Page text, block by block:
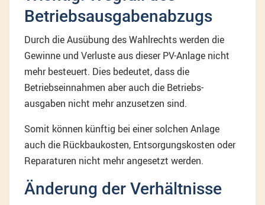
Betriebsausgabenabzugs
Durch die Ausübung des Wahlrechts werden die
Gewinne und Verluste aus dieser PV-Anlage nicht
mehr besteuert. Dies bedeutet, dass die
Betriebseinnahmen aber auch die Betriebs-
ausgaben nicht mehr anzusetzen sind.
Somit können künftig bei einer solchen Anlage
auch die Rückbaukosten, Entsorgungskosten oder
Reparaturen nicht mehr angesetzt werden.
Änderung der Verhältnisse